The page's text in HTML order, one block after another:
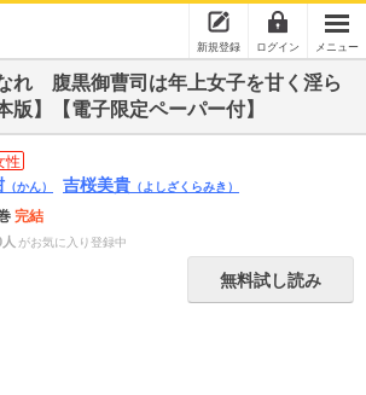
新規登録 ログイン メニュー
れ 腹黒御曹司は年上女子を甘く淫ら
版】【電子限定ペーパー付】
性
（かん） 吉桜美貴 （よしざくらみき）
完結
がお気に入り登録中
無料試し読み